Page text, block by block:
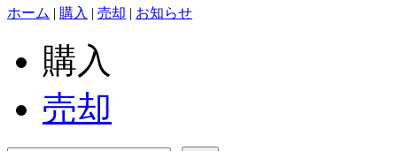
ホーム | 購入 | 売却 | お知らせ
購入
売却